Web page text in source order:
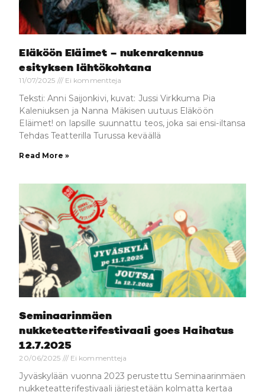
Eläköön Eläimet – nukenrakennus
esityksen lähtökohtana
11/07/2025 Ei kommentteja
Teksti: Anni Saijonkivi, kuvat: Jussi Virkkuma Pia
Kaleniuksen ja Nanna Mäkisen uutuus Eläköön
Eläimet! on lapsille suunnattu teos, joka sai ensi-iltansa
Tehdas Teatterilla Turussa keväällä
Read More »
Seminaarinmäen
nukketeatterifestivaali goes Haihatus
12.7.2025
20/06/2025 Ei kommentteja
Jyväskylään vuonna 2023 perustettu Seminaarinmäen
nukketeatterifestivaali järjestetään kolmatta kertaa